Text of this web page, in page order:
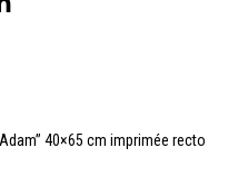
40×65 cm imprimée recto